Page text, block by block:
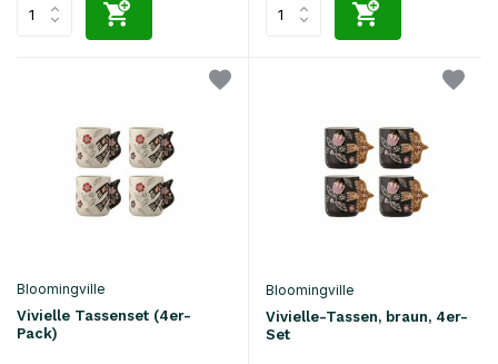
Bloomingville
Vivielle Tassenset (4er-
Pack)
Bloomingville
Vivielle-Tassen, braun, 4er-
Set